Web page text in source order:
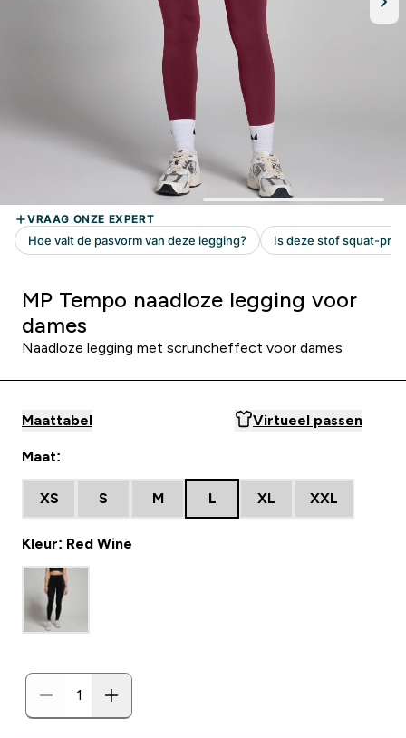
MP Tempo naadloze legging voor
dames
Naadloze legging met scruncheffect voor dames
Maattabel Virtueel passen
Maat:
XS S M L XL XXL
Kleur: Red Wine